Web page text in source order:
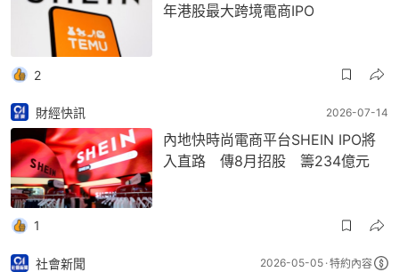
年港股最大跨境電商IPO
2
財經快訊 2026-07-14
內地快時尚電商平台SHEIN IPO將
入直路 傳8月招股 籌234億元
1
社會新聞 2026-05-05 特約內容